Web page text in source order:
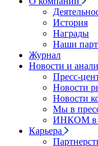
История
Награды
Наши
Журнал
Новости и
Пресс-
Новости
Новости
Мы в
ИНКОМ в
Карьера